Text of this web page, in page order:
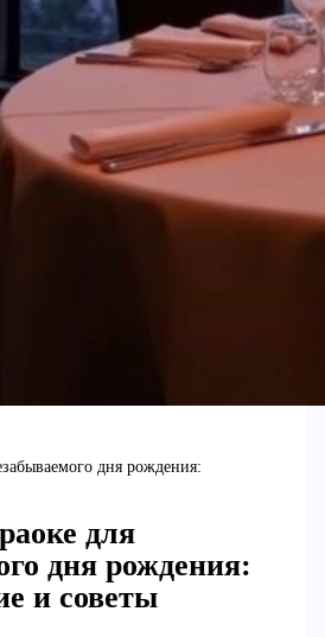
дня рождения:
для
дня рождения:
и советы